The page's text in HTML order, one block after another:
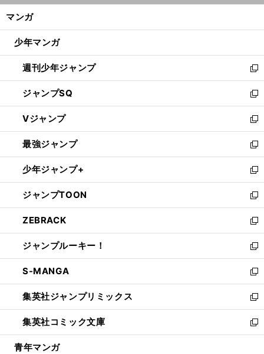
ン
ウ
開
く
マンガ
少年マンガ
週刊少年ジャンプ
新
し
い
ウ
ィ
ン
ド
ウ
で
開
く
ジャンプSQ
新
し
い
ウ
ィ
ン
ド
ウ
で
開
く
Vジャンプ
新
し
い
ウ
ィ
ン
ド
ウ
で
開
く
最強ジャンプ
新
し
い
ウ
ィ
ン
ド
ウ
で
開
く
少年ジャンプ+
新
し
い
ウ
ィ
ン
ド
ウ
で
開
く
ジャンプTOON
新
し
い
ウ
ィ
ン
ド
ウ
で
開
く
ZEBRACK
新
し
い
ウ
ィ
ン
ド
ウ
で
開
ジャンプルーキー！
新
し
い
ウ
ィ
ン
ド
ウ
S-MANGA
新
し
い
ウ
ィ
ン
集英社ジャンプリミックス
新
し
い
ウ
集英社コミック文庫
新
し
青年マンガ